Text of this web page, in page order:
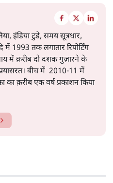
इंडिया टुडे, समय सूत्रधार,
1993 तक लगातार रिपोर्टिंग
में क़रीब दो दशक गुज़ारने के
प्रयासरत। बीच में 2010-11 में
का क़रीब एक वर्ष प्रकाशन किया